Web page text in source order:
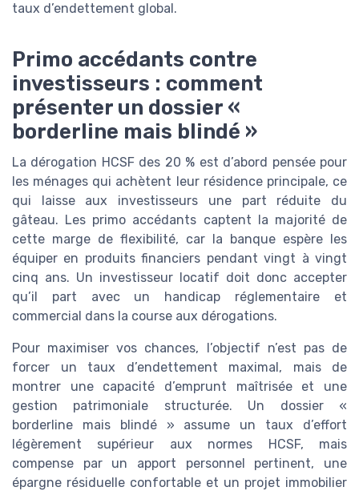
taux d’endettement global.
Primo accédants contre
investisseurs : comment
présenter un dossier «
borderline mais blindé »
La dérogation HCSF des 20 % est d’abord pensée pour
les ménages qui achètent leur résidence principale, ce
qui laisse aux investisseurs une part réduite du
gâteau. Les primo accédants captent la majorité de
cette marge de flexibilité, car la banque espère les
équiper en produits financiers pendant vingt à vingt
cinq ans. Un investisseur locatif doit donc accepter
qu’il part avec un handicap réglementaire et
commercial dans la course aux dérogations.
Pour maximiser vos chances, l’objectif n’est pas de
forcer un taux d’endettement maximal, mais de
montrer une capacité d’emprunt maîtrisée et une
gestion patrimoniale structurée. Un dossier «
borderline mais blindé » assume un taux d’effort
légèrement supérieur aux normes HCSF, mais
compense par un apport personnel pertinent, une
épargne résiduelle confortable et un projet immobilier